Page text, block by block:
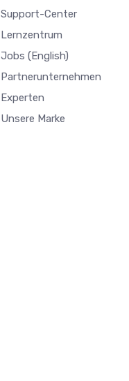
Support-Center
Lernzentrum
Jobs (English)
Partnerunternehmen
Experten
Unsere Marke